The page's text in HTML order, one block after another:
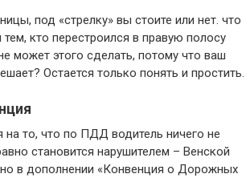
под «стрелку» вы стоите или нет. что
тем, кто перестроился в правую полосу
может этого сделать, потому что ваш
Остается только понять и простить.
на то, что по ПДД водитель ничего не
становится нарушителем – Венской
в дополнении «Конвенция о Дорожных